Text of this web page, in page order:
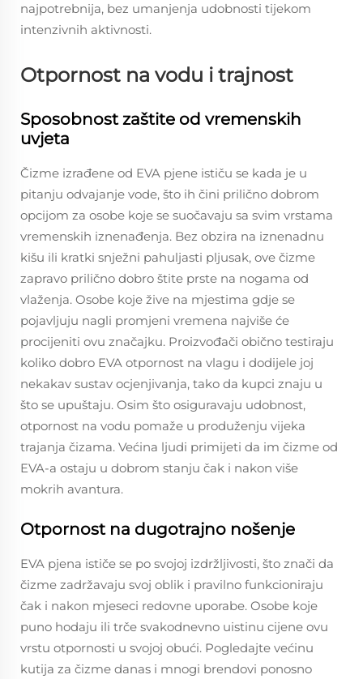
najpotrebnija, bez umanjenja udobnosti tijekom
intenzivnih aktivnosti.
Otpornost na vodu i trajnost
Sposobnost zaštite od vremenskih
uvjeta
Čizme izrađene od EVA pjene ističu se kada je u
pitanju odvajanje vode, što ih čini prilično dobrom
opcijom za osobe koje se suočavaju sa svim vrstama
vremenskih iznenađenja. Bez obzira na iznenadnu
kišu ili kratki snježni pahuljasti pljusak, ove čizme
zapravo prilično dobro štite prste na nogama od
vlaženja. Osobe koje žive na mjestima gdje se
pojavljuju nagli promjeni vremena najviše će
procijeniti ovu značajku. Proizvođači obično testiraju
koliko dobro EVA otpornost na vlagu i dodijele joj
nekakav sustav ocjenjivanja, tako da kupci znaju u
što se upuštaju. Osim što osiguravaju udobnost,
otpornost na vodu pomaže u produženju vijeka
trajanja čizama. Većina ljudi primijeti da im čizme od
EVA-a ostaju u dobrom stanju čak i nakon više
mokrih avantura.
Otpornost na dugotrajno nošenje
EVA pjena ističe se po svojoj izdržljivosti, što znači da
čizme zadržavaju svoj oblik i pravilno funkcioniraju
čak i nakon mjeseci redovne uporabe. Osobe koje
puno hodaju ili trče svakodnevno uistinu cijene ovu
vrstu otpornosti u svojoj obući. Pogledajte većinu
kutija za čizme danas i mnogi brendovi ponosno